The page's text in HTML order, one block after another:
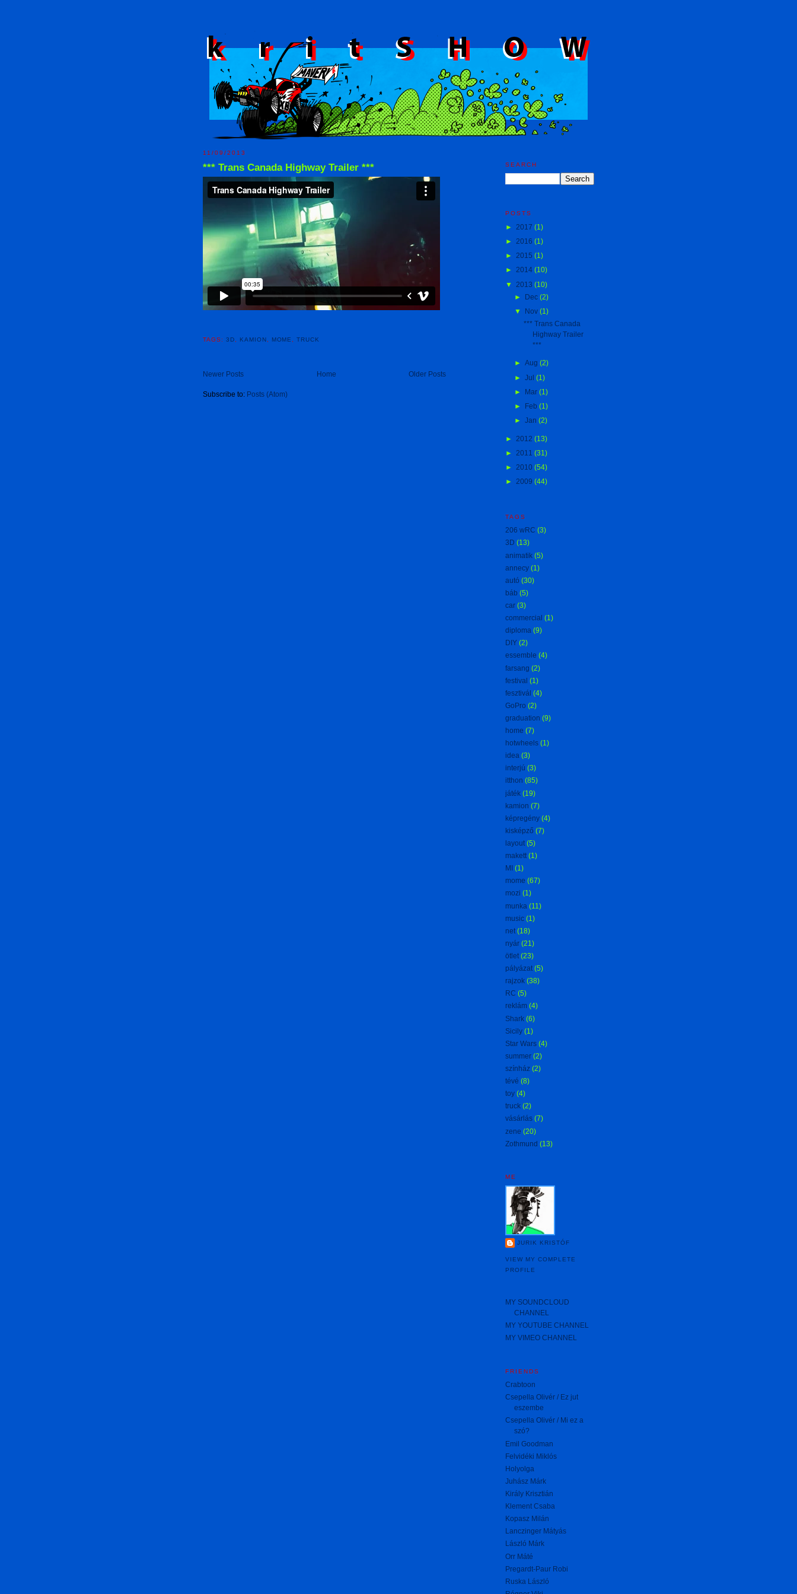
11/09/2013
*** Trans Canada Highway Trailer ***
TAGS: 3D KAMION MOME ,TRUCK
Newer Posts Older Posts
Home
Subscribe to: Posts (Atom)
SEARCH
POSTS
► 2017 (1)
► 2016 (1)
► 2015 (1)
► 2014 (10)
▼ 2013 (10)
► Dec (2)
▼ Nov (1)
*** Trans Canada
Highway Trailer
***
► Aug (2)
► Jul (1)
► Mar (1)
►
Feb (1)
► Jan (2)
► 2012 (13)
► 2011 (31)
► 2010 (54)
► 2009 (44)
TAGS
206 wRC (3)
3D (13)
animatik (5)
annecy (1)
autó (30)
báb (5)
car (3)
commercial (1)
diploma (9)
DIY (2)
essemble (4)
farsang (2)
festival (1)
fesztivál (4)
GoPro (2)
graduation (9)
home (7)
hotwheels (1)
idea (3)
interjú (3)
itthon (85)
játék (19)
kamion (7)
képregény (4)
kisképző (7)
layout (5)
makett (1)
MI (1)
mome (67)
mozi (1)
munka (11)
music (1)
net (18)
nyár (21)
ötlet (23)
pályázat (5)
rajzok (38)
RC (5)
reklám (4)
Shark (6)
Sicily (1)
Star Wars (4)
summer (2)
színház (2)
tévé (8)
toy (4)
truck (2)
vásárlás (7)
zene (20)
Zothmund (13)
ME
JURIK KRISTÓF
VIEW MY COMPLETE
PROFILE
MY SOUNDCLOUD
CHANNEL
MY YOUTUBE CHANNEL
MY VIMEO CHANNEL
FRIENDS
Crabtoon
Csepella Olivér / Ez jut
eszembe
Csepella Olivér / Mi ez a
szó?
Emil Goodman
Felvidéki Miklós
Holyolga
Juhász Márk
Király Krisztián
Klement Csaba
Kopasz Milán
Lanczinger Mátyás
László Márk
Orr Máté
Pregardt-Paur Robi
Ruska László